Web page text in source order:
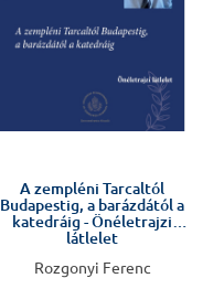
A zempléni Tarcaltól
Budapestig, a barázdától a
katedráig - Önéletrajzi
látlelet
Rozgonyi Ferenc